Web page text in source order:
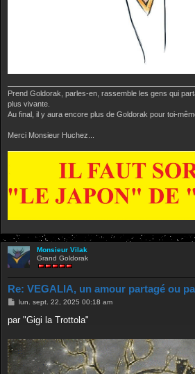
Prend Goldorak, parles-en, rassemble les gens qui
plus vivante.
Au final, il y aura encore plus de Goldorak pour toi-
Merci Monsieur Huchez...
Monsieur Vilak
Grand Goldorak
Re: VEGALIA, un amour partagé ou
M
s
g
e
lun. sept. 22, 2025 00:18 am
par "Gigi la Trottola"